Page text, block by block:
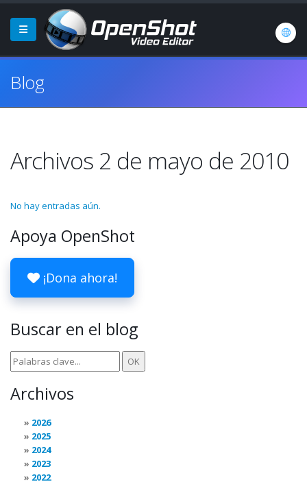
Blog
Archivos 2 de mayo de 2010
No hay entradas aún.
Apoya OpenShot
¡Dona ahora!
Buscar en el blog
Archivos
2026
2025
2024
2023
2022